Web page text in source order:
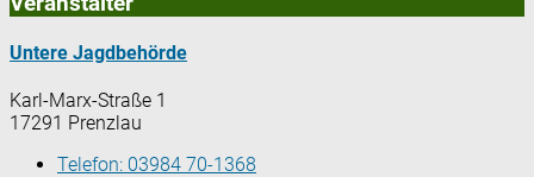
Untere Jagdbehörde
Karl-Marx-Straße 1
17291 Prenzlau
Telefon: 03984 70-1368